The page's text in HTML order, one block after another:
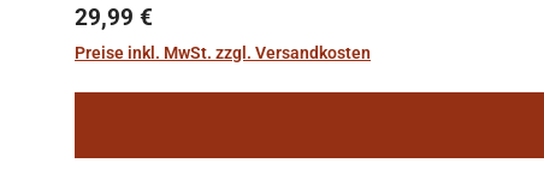
Regulärer Preis:
29,99 €
Preise inkl. MwSt. zzgl. Versandkosten